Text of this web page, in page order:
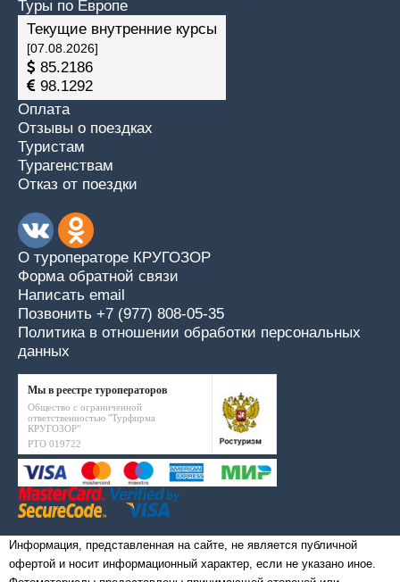
Туры по Европе
Текущие внутренние курсы
[07.08.2026]
85.2186
98.1292
Оплата
Отзывы о поездках
Туристам
Турагенствам
Отказ от поездки
О туроператоре КРУГОЗОР
Форма обратной связи
Написать email
Позвонить +7 (977) 808-05-35
Политика в отношении обработки персональных
данных
Мы в реестре туроператоров
Общество с ограниченной
ответственностью "Турфирма
КРУГОЗОР"
РТО 019722
Информация, представленная на сайте, не является публичной
офертой и носит информационный характер, если не указано иное.